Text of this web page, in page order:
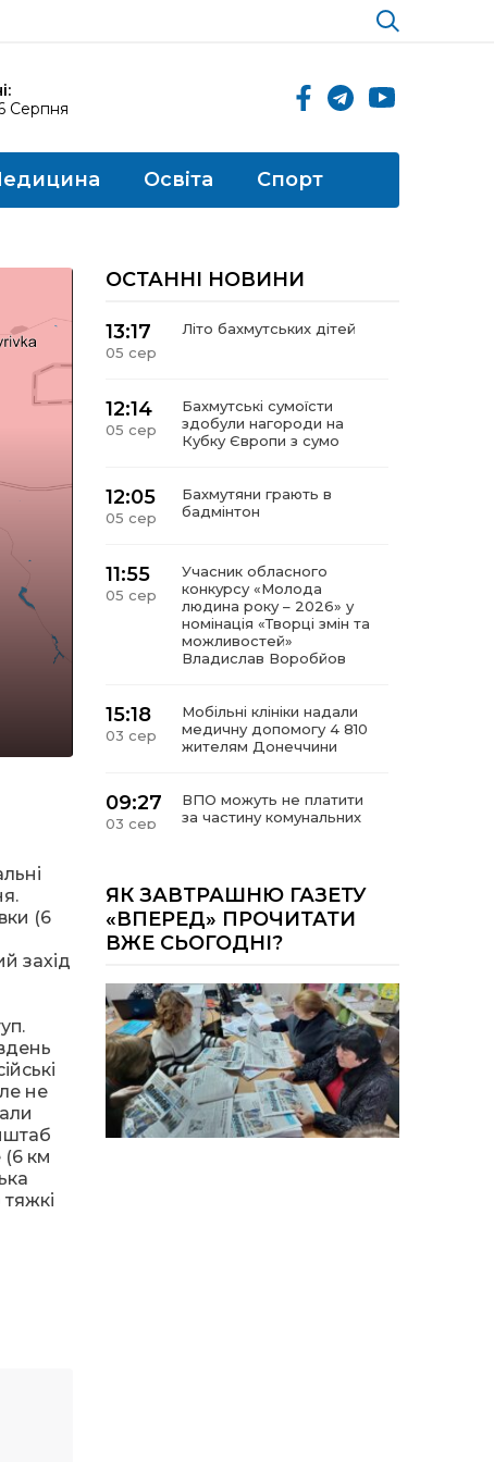
Серпня
Освіта Спорт
(6
захід
не
(6 км
ОСТАННІ НОВИНИ
13:17
05 сер
Літо бахмутських дітей
12:14
05 сер
Бахмутські сумоїсти
здобули нагороди на
Кубку Європи з сумо
12:05
05 сер
Бахмутяни грають в
бадмінтон
11:55
05 сер
Учасник обласного
конкурсу «Молода
людина року – 2026» у
номінація «Творці змін та
можливостей»
Владислав Воробйов
15:18
03 сер
Мобільні клініки надали
медичну допомогу 4 810
жителям Донеччини
09:27
03 сер
ВПО можуть не платити
за частину комунальних
14:12
01 сер
Досі ВПО? Юристка
розповіла, коли
переселенці втрачають
виплати та статус
внутрішньо переміщеної
14:04
01 сер
Учасниця обласного
конкурсу «Молода
людина року – 2026» у
номінації «Пульс життя»
Аліна Кулик
ЯК ЗАВТРАШНЮ ГАЗЕТУ
«ВПЕРЕД» ПРОЧИТАТИ
ВЖЕ СЬОГОДНІ?